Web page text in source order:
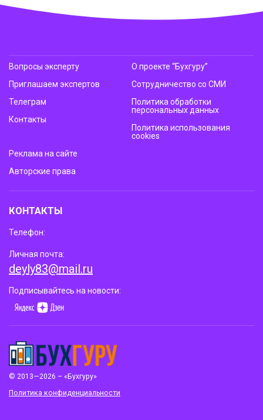
© 2013—2026 – «Бухгуру»
Политика конфиденциальности
Вопросы эксперту
Приглашаем экспертов
Телеграм
Контакты
О проекте “Бухгуру”
Сотрудничество со СМИ
Политика обработки
персональных данных
Политика использования
cookies
Реклама на сайте
Авторские права
КОНТАКТЫ
Телефон:
Личная почта:
deyly83@mail.ru
Подписывайтесь на новости: